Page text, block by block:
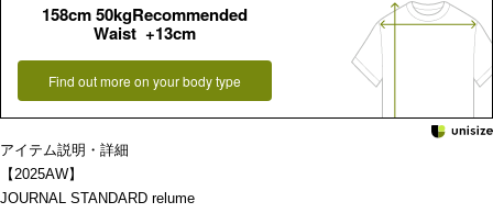
158cm 50kgRecommended
Waist +13cm
Find out more on your body type
アイテム説明・詳細
【2025AW】
JOURNAL STANDARD relume